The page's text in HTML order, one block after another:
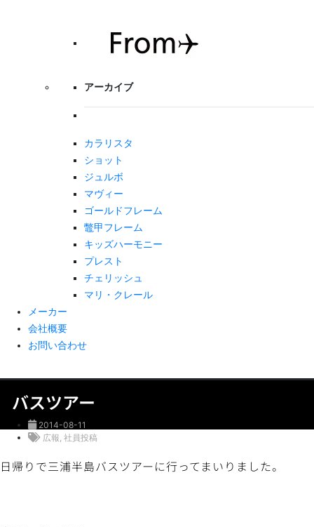
アーカイブ
カラリスタ
ショット
ジュルボ
マヴィー
ゴールドフレーム
鼈甲フレーム
キッズハーモニー
プレスト
チェリッシュ
マリ・クレール
メーカー
会社概要
お問い合わせ
バスツアー
2014-08-11
広報, 社員投稿
日帰りで三浦半島バスツアーに行ってまいりました。